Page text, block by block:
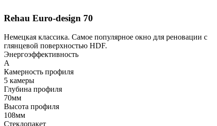
Rehau Euro-design 70
Немецкая классика. Самое популярное окно для реновации с
глянцевой поверхностью HDF.
Энергоэффективность
A
Камерность профиля
5 камеры
Глубина профиля
70мм
Высота профиля
108мм
Стеклопакет